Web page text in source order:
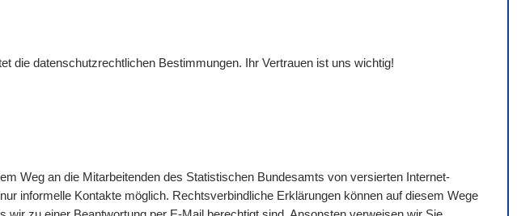
die datenschutzrechtlichen Bestimmungen. Ihr Vertrauen ist uns wichtig!
Weg an die Mitarbeitenden des Statistischen Bundesamts von versierten Internet-
informelle Kontakte möglich. Rechtsverbindliche Erklärungen können auf diesem Wege